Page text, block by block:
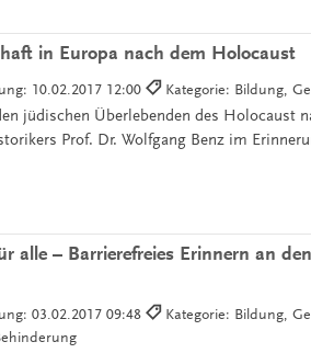
in Europa nach dem Holocaust
10.02.2017 12:00 Kategorie: Bildung,
jüdischen Überlebenden des Holocaust
Prof. Dr. Wolfgang Benz im
alle – Barrierefreies Erinnern an
03.02.2017 09:48
Kategorie: Bildung,